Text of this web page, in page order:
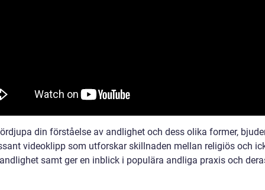
din förståelse av andlighet och dess olika former,
videoklipp som utforskar skillnaden mellan religiös och
samt ger en inblick i populära andliga praxis och